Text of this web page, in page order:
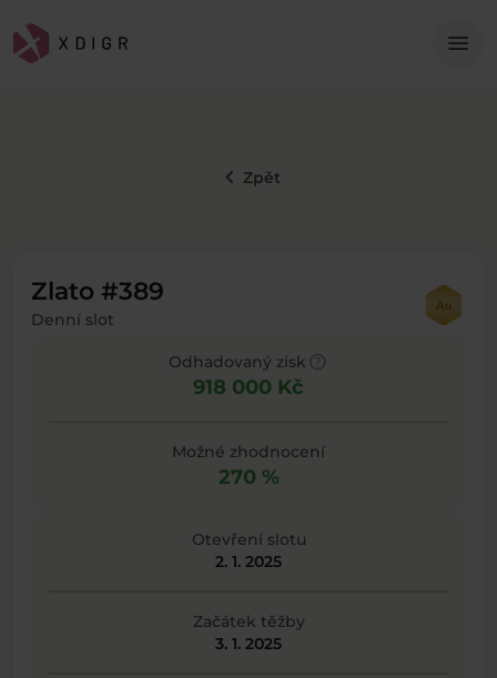
menu
keyboard_arrow_left Zpět
Zlato #389
Denní slot
Odhadovaný zisk
918 000 Kč
Možné zhodnocení
270 %
Otevření slotu
2. 1. 2025
Začátek těžby
3. 1. 2025